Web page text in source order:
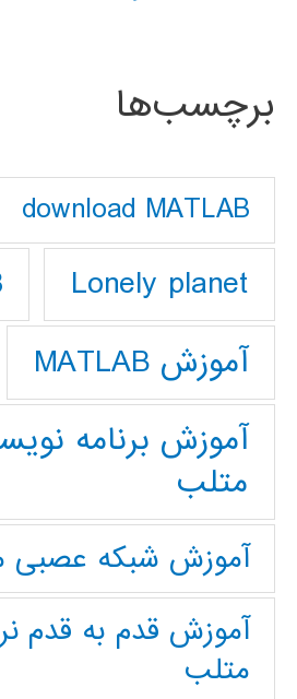
برچسب‌ها
download MATLAB
Lonely planet
آموزش MATLAB
آموزش برنامه
متلب
آموزش شبکه عصبی
آموزش قدم به قدم
متلب